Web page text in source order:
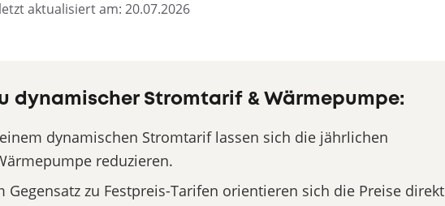
aktualisiert am: 20.07.2026
dynamischer Stromtarif & Wärmepumpe:
dynamischen Stromtarif lassen sich die jährlichen
reduzieren.
Gegensatz zu Festpreis-Tarifen orientieren sich die Preise direkt